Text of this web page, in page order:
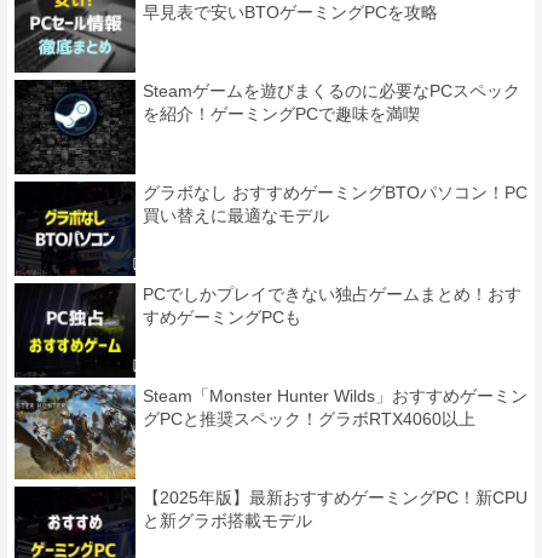
早見表で安いBTOゲーミングPCを攻略
Steamゲームを遊びまくるのに必要なPCスペック
を紹介！ゲーミングPCで趣味を満喫
グラボなし おすすめゲーミングBTOパソコン！PC
買い替えに最適なモデル
PCでしかプレイできない独占ゲームまとめ！おす
すめゲーミングPCも
Steam「Monster Hunter Wilds」おすすめゲーミン
グPCと推奨スペック！グラボRTX4060以上
【2025年版】最新おすすめゲーミングPC！新CPU
と新グラボ搭載モデル